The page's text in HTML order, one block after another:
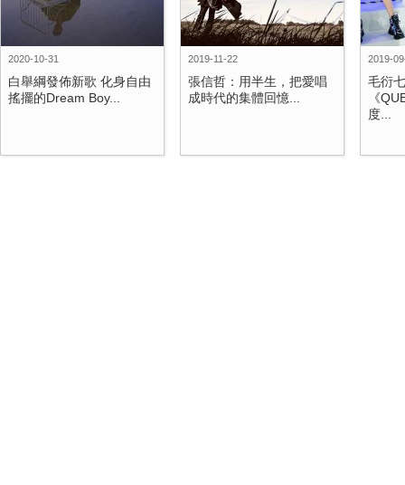
2020-10-31
白舉綱發佈新歌 化身自由
搖擺的Dream Boy...
2019-11-22
張信哲：用半生，把愛唱
成時代的集體回憶...
2019-
毛衍
《
度...